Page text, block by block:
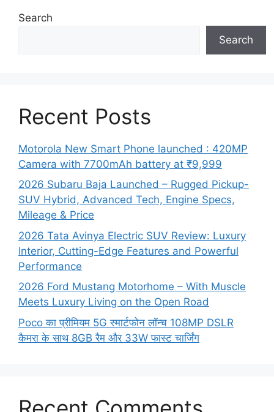
Search
Search
Recent Posts
Motorola New Smart Phone launched : 420MP
Camera with 7700mAh battery at ₹9,999
2026 Subaru Baja Launched – Rugged Pickup-
SUV Hybrid, Advanced Tech, Engine Specs,
Mileage & Price
2026 Tata Avinya Electric SUV Review: Luxury
Interior, Cutting-Edge Features and Powerful
Performance
2026 Ford Mustang Motorhome – With Muscle
Meets Luxury Living on the Open Road
Poco का प्रीमियम 5G स्मार्टफोन लॉन्च 108MP DSLR
कैमरा के साथ 8GB रैम और 33W फास्ट चार्जिंग